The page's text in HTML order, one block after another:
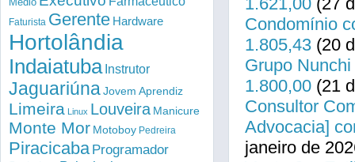
Condomínio
1.805,43 (20
Grupo
1.800,00 (21
Consultor
Advocacia]
janeiro de
Faturista Gerente Hardware
Hortolândia
Indaiatuba Instrutor
Jaguariúna Jovem Aprendiz
Limeira Linux Louveira Manicure
Monte Mor Motoboy Pedreira
Piracicaba Programador